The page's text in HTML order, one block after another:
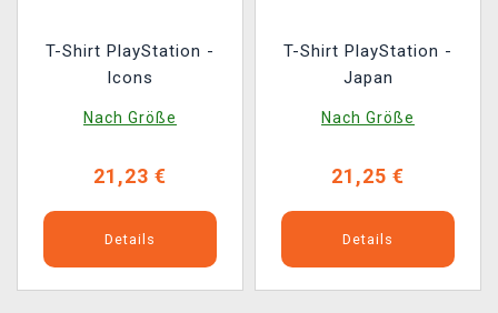
T-Shirt PlayStation -
Icons
Nach Größe
21,23 €
Details
T-Shirt PlayStation -
Japan
Nach Größe
21,25 €
Details